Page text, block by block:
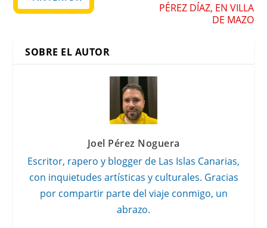
PÉREZ DÍAZ, EN VILLA
DE MAZO
SOBRE EL AUTOR
Joel Pérez Noguera
Escritor, rapero y blogger de Las Islas Canarias,
con inquietudes artísticas y culturales. Gracias
por compartir parte del viaje conmigo, un
abrazo.